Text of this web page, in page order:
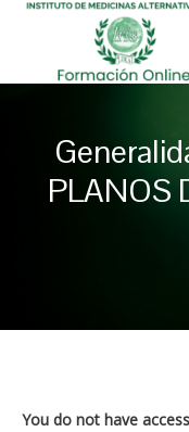
contenido
PLANOS
You do not have
entradas